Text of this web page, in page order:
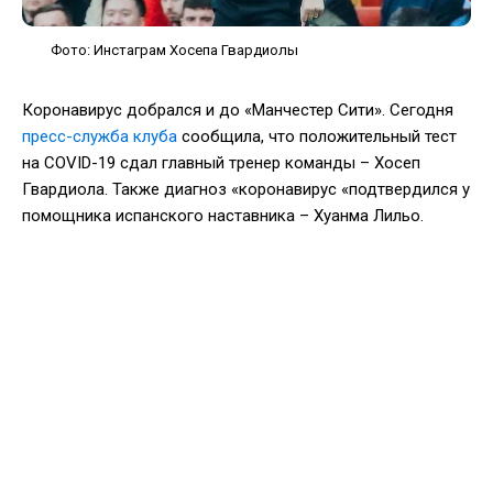
Фото: Инстаграм Хосепа Гвардиолы
Коронавирус добрался и до «Манчестер Сити». Сегодня
пресс-служба клуба сообщила, что положительный тест
на CОVID-19 сдал главный тренер команды – Хосеп
Гвардиола. Также диагноз «коронавирус «подтвердился у
помощника испанского наставника – Хуанма Лильо.